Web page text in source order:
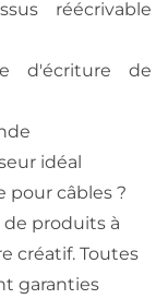
réécrivable
d'écriture de
idéal
pour câbles ?
produits à
créatif. Toutes
garanties